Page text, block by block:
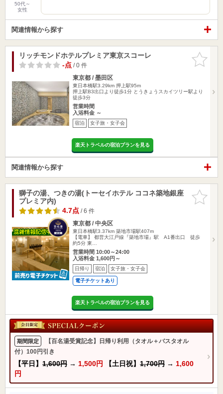
50代～
女性
関連情報から探す
お気に入
りに追加
リッチモンドホテルプレミア東京スコーレ
-点/ 0 件
東京都 / 墨田区
東日本橋駅3.29km 押上駅95m
押上駅B3出口より徒歩1分 とうきょうスカイツリー駅より
徒歩3分
営業時間
入浴料金 ～
宿泊 女子旅・女子会
楽天トラベルの宿泊プランを見る
関連情報から探す
お気に入
りに追加
獅子の湯、つきの湯(トーセイホテル ココネ築地銀座
プレミア内)
4.7点/ 6 件
東京都 / 中央区
東日本橋駅3.37km 築地市場駅407m
【電車】 都営大江戸線『築地市場』駅 A1番出口 徒歩
約5分 東…
営業時間 10:00～24:00
入浴料金 1,600円～
日帰り 宿泊 女子旅・女子会
電子チケットあり
楽天トラベルの宿泊プランを見る
期間限定
【百名湯受賞記念】日帰り利用（タオル＋バスタオル
付）100円引き
【平日】 1,600円 → 1,500円 【土日祝】 1,700円 → 1,600
円